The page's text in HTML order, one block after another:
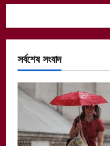
সর্বশেষ সংবাদ